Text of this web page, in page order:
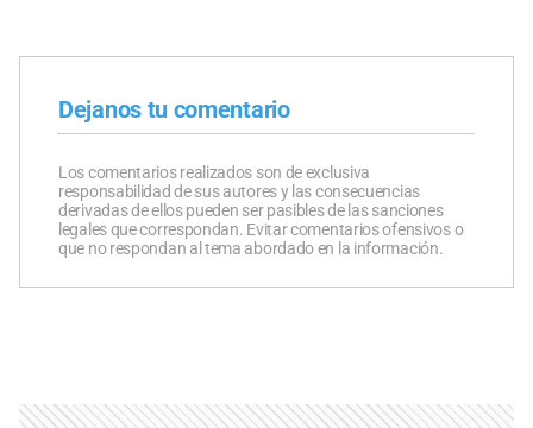
Dejanos tu comentario
Los comentarios realizados son de exclusiva
responsabilidad de sus autores y las consecuencias
derivadas de ellos pueden ser pasibles de las sanciones
legales que correspondan. Evitar comentarios ofensivos o
que no respondan al tema abordado en la información.